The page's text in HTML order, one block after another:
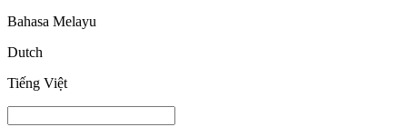
Bahasa Melayu
Dutch
Tiếng Việt